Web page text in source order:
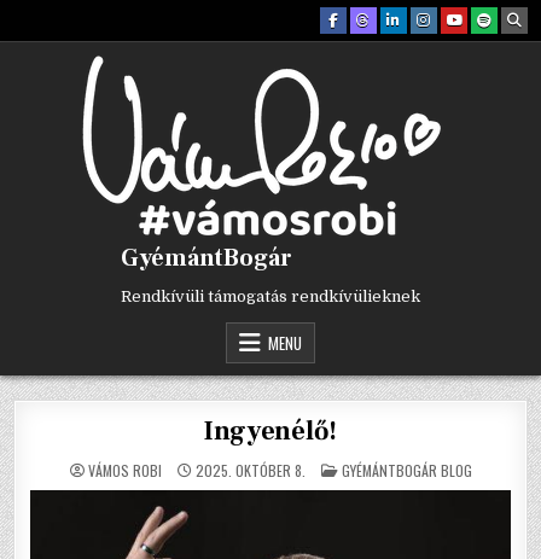
GyémántBogár
Rendkívüli támogatás rendkívülieknek
MENU
Ingyenélő!
VÁMOS ROBI 2025. OKTÓBER 8. POSTED
IN
GYÉMÁNTBOGÁR BLOG